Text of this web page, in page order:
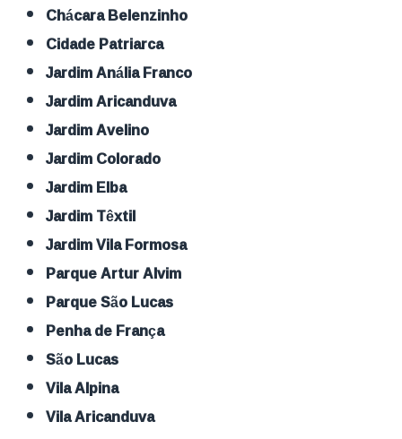
Chácara Belenzinho
Cidade Patriarca
Jardim Anália Franco
Jardim Aricanduva
Jardim Avelino
Jardim Colorado
Jardim Elba
Jardim Têxtil
Jardim Vila Formosa
Parque Artur Alvim
Parque São Lucas
Penha de França
São Lucas
Vila Alpina
Vila Aricanduva